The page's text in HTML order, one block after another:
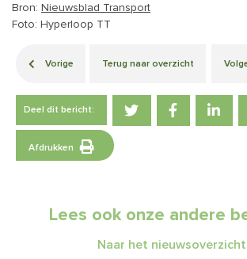
Bron: Nieuwsblad Transport
Foto: Hyperloop TT
Vorige Terug naar overzicht
Deel dit bericht:
Afdrukken
Lees ook onze andere
Naar het nieuwsoverzicht